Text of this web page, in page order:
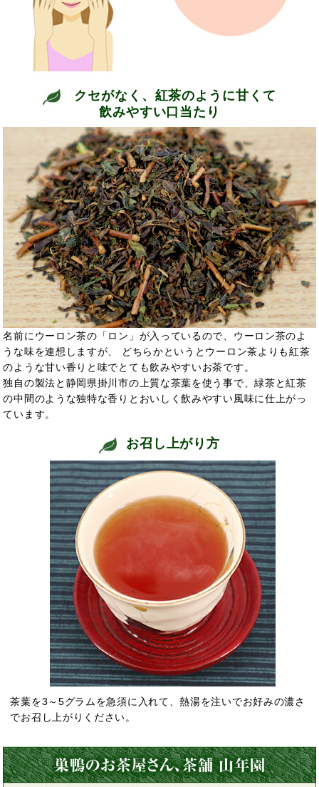
クセがなく、紅茶のように甘くて
飲みやすい口当たり
名前にウーロン茶の「ロン」が入っているので、ウーロン茶のよ
うな味を連想しますが、 どちらかというとウーロン茶よりも紅茶
のような甘い香りと味でとても飲みやすいお茶です。
独自の製法と静岡県掛川市の上質な茶葉を使う事で、緑茶と紅茶
の中間のような独特な香りとおいしく飲みやすい風味に仕上がっ
ています。
お召し上がり方
茶葉を3～5グラムを急須に入れて、熱湯を注いでお好みの濃さ
でお召し上がりください。